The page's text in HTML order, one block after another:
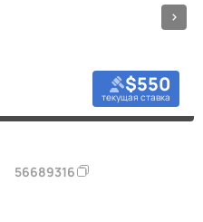
$550
текущая ставка
56689316